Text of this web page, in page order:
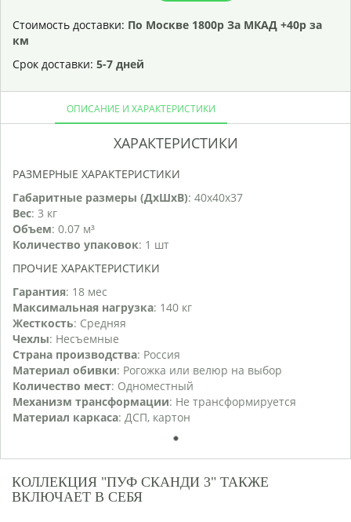
Стоимость доставки: По Москве 1800р За МКАД +40р за
км
Срок доставки: 5-7 дней
ОПИСАНИЕ И ХАРАКТЕРИСТИКИ
ХАРАКТЕРИСТИКИ
РАЗМЕРНЫЕ ХАРАКТЕРИСТИКИ
Габаритные размеры (ДхШхВ): 40х40х37
Вес: 3 кг
Объем: 0.07 м³
Количество упаковок: 1 шт
ПРОЧИЕ ХАРАКТЕРИСТИКИ
Гарантия: 18 мес
Максимальная нагрузка: 140 кг
Жесткость: Средняя
Чехлы: Несъемные
Страна производства: Россия
Материал обивки: Рогожка или велюр на выбор
Количество мест: Одноместный
Механизм трансформации: Не трансформируется
Материал каркаса: ДСП, картон
1
КОЛЛЕКЦИЯ "ПУФ СКАНДИ 3" ТАКЖЕ
ВКЛЮЧАЕТ В СЕБЯ